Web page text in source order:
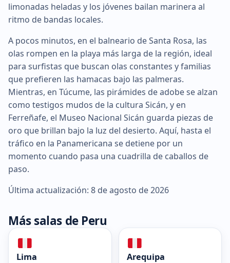
limonadas heladas y los jóvenes bailan marinera al
ritmo de bandas locales.
A pocos minutos, en el balneario de Santa Rosa, las
olas rompen en la playa más larga de la región, ideal
para surfistas que buscan olas constantes y familias
que prefieren las hamacas bajo las palmeras.
Mientras, en Túcume, las pirámides de adobe se alzan
como testigos mudos de la cultura Sicán, y en
Ferreñafe, el Museo Nacional Sicán guarda piezas de
oro que brillan bajo la luz del desierto. Aquí, hasta el
tráfico en la Panamericana se detiene por un
momento cuando pasa una cuadrilla de caballos de
paso.
Última actualización: 8 de agosto de 2026
Más salas de Peru
Lima Arequipa